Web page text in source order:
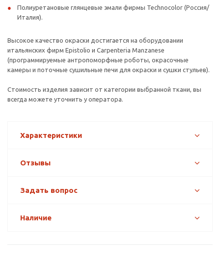
Полиуретановые глянцевые эмали фирмы Technocolor (Россия/
Италия).
Высокое качество окраски достигается на оборудовании
итальянских фирм Epistolio и Carpenteria Manzanese
(программируемые антропоморфные роботы, окрасочные
камеры и поточные сушильные печи для окраски и сушки стульев).
Стоимость изделия зависит от категории выбранной ткани, вы
всегда можете уточнить у оператора.
Характеристики
Отзывы
Задать вопрос
Наличие